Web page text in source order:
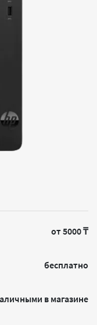
от 5000 ₸
бесплатно
в магазине